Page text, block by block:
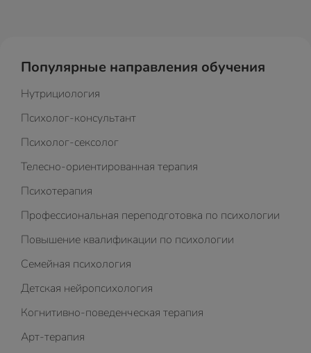
Популярные направления обучения
Нутрициология
Психолог-консультант
Психолог-сексолог
Телесно-ориентированная терапия
Психотерапия
Профессиональная переподготовка по психологии
Повышение квалификации по психологии
Семейная психология
Детская нейропсихология
Когнитивно-поведенческая терапия
Арт-терапия